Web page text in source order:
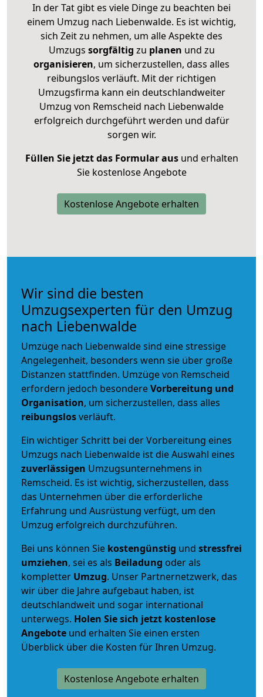
In der Tat gibt es viele Dinge zu beachten bei
einem Umzug nach Liebenwalde. Es ist wichtig,
sich Zeit zu nehmen, um alle Aspekte des
Umzugs sorgfältig zu planen und zu
organisieren, um sicherzustellen, dass alles
reibungslos verläuft. Mit der richtigen
Umzugsfirma kann ein deutschlandweiter
Umzug von Remscheid nach Liebenwalde
erfolgreich durchgeführt werden und dafür
sorgen wir.
Füllen Sie jetzt das Formular ausund erhalten
Sie kostenlose Angebote
Kostenlose Angebote erhalten
Wir sind die besten
Umzugsexperten für den Umzug
nach Liebenwalde
Umzüge nach Liebenwalde sind eine stressige
Angelegenheit, besonders wenn sie über große
Distanzen stattfinden. Umzüge von Remscheid
erfordern jedoch besondereVorbereitung und
Organisation, um sicherzustellen, dass alles
reibungslosverläuft.
Ein wichtiger Schritt bei der Vorbereitung eines
Umzugs nach Liebenwalde ist die Auswahl eines
zuverlässigen Umzugsunternehmens in
Remscheid. Es ist wichtig, sicherzustellen, dass
das Unternehmen über die erforderliche
Erfahrung und Ausrüstung verfügt, um den
Umzug erfolgreich durchzuführen.
Bei uns können Sie kostengünstig und stressfrei
umziehen, sei es als Beiladung oder als
kompletter Umzug. Unser Partnernetzwerk, das
wir über die Jahre aufgebaut haben, ist
deutschlandweit und sogar international
unterwegs. Holen Sie sich jetzt kostenlose
Angebote und erhalten Sie einen ersten
Überblick über die Kosten für Ihren Umzug.
Kostenlose Angebote erhalten